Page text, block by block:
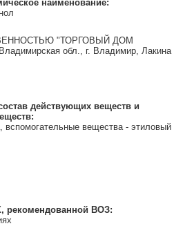
наименование:
"ТОРГОВЫЙ ДОМ
обл., г. Владимир, Лакина
действующих веществ и
вспомогательные вещества - этиловый
рекомендованной ВОЗ: